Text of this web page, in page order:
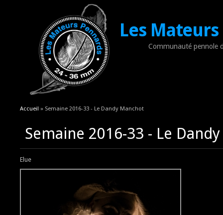
Les
Communauté pennole
Vous êtes ici
Accueil » Semaine 2016-33 - Le Dandy Manchot
Semaine 2016-33 - Le
Elue